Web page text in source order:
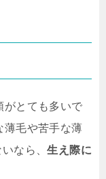
がとても多いで
薄毛や苦手な薄
なら、生え際に